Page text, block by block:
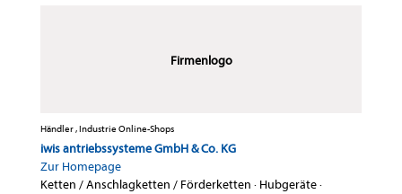
Firmenlogo
Händler , Industrie Online-Shops
iwis antriebssysteme GmbH & Co. KG
Zur Homepage
Ketten / Anschlagketten / Förderketten · Hubgeräte·